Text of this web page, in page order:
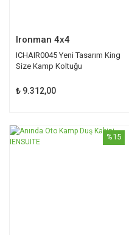
Ironman 4x4
ICHAIR0045 Yeni Tasarım King
Size Kamp Koltuğu
₺ 9.312,00
%15